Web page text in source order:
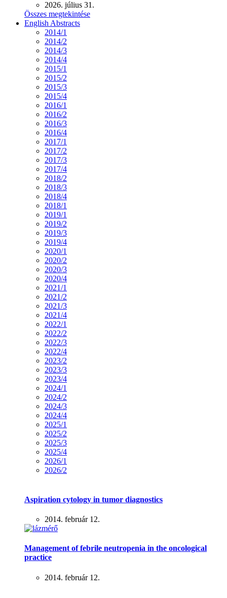
2026. július 31.
Összes megtekintése
English Abstracts
2014/1
2014/2
2014/3
2014/4
2015/1
2015/2
2015/3
2015/4
2016/1
2016/2
2016/3
2016/4
2017/1
2017/2
2017/3
2017/4
2018/2
2018/3
2018/4
2018/1
2019/1
2019/2
2019/3
2019/4
2020/1
2020/2
2020/3
2020/4
2021/1
2021/2
2021/3
2021/4
2022/1
2022/2
2022/3
2022/4
2023/2
2023/3
2023/4
2024/1
2024/2
2024/3
2024/4
2025/1
2025/2
2025/3
2025/4
2026/1
2026/2
Aspiration cytology in tumor diagnostics
2014. február 12.
Management of febrile neutropenia in the oncological
practice
2014. február 12.